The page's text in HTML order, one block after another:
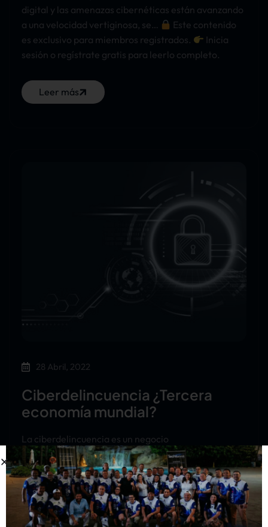
digital y las amenazas cibernéticas están avanzando
a una velocidad vertiginosa, se…
Este contenido
es exclusivo para miembros registrados.
Inicia
sesión o regístrate gratis para leerlo completo.
Leer más
28 Abril, 2022
Ciberdelincuencia ¿Tercera
economía mundial?
La ciberdelincuencia es un negocio
multimillonario que está en ascenso a nivel mundial.
Conforme se hace más robusta la transformación
digital…
Este contenido es exclusivo para
miembros registrados.
Inicia sesión o regístrate
gratis para leerlo completo.